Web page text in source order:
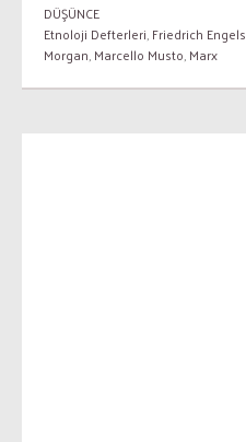
DÜŞÜNCE
Etnoloji Defterleri,Friedrich Engels
Morgan,Marcello Musto,Marx